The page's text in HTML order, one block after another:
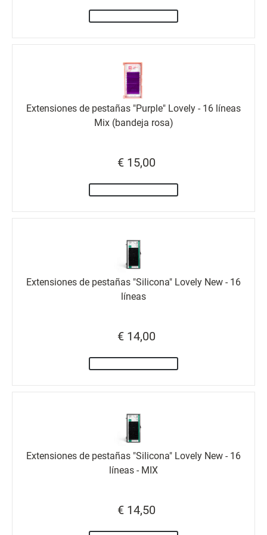
Extensiones de pestañas "Purple" Lovely - 16 líneas
Mix (bandeja rosa)
€ 15,00
Extensiones de pestañas "Silicona" Lovely New - 16
líneas
€ 14,00
Extensiones de pestañas "Silicona" Lovely New - 16
líneas - MIX
€ 14,50